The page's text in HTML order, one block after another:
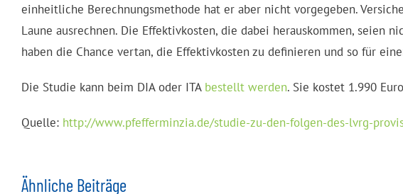
einheitliche Berechnungsmethode hat er aber nicht vorgegeben.
Laune ausrechnen. Die Effektivkosten, die dabei herauskommen, seien
haben die Chance vertan, die Effektivkosten zu definieren und so für
Die Studie kann beim DIA oder ITA bestellt werden. Sie kostet 1.990
Quelle: http://www.pfefferminzia.de/studie-zu-den-folgen-des-lvrg-
Ähnliche Beiträge